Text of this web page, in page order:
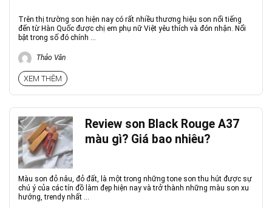
Trên thị trường son hiện nay có rất nhiều thương hiệu son nổi tiếng
đến từ Hàn Quốc được chị em phụ nữ Việt yêu thích và đón nhận. Nổi
bật trong số đó chính ...
Thảo Vân
XEM THÊM
Review son Black Rouge A37
màu gì? Giá bao nhiêu?
Màu son đỏ nâu, đỏ đất, là một trong những tone son thu hút được sự
chú ý của các tín đồ làm đẹp hiện nay và trở thành những màu son xu
hướng, trendy nhất ...